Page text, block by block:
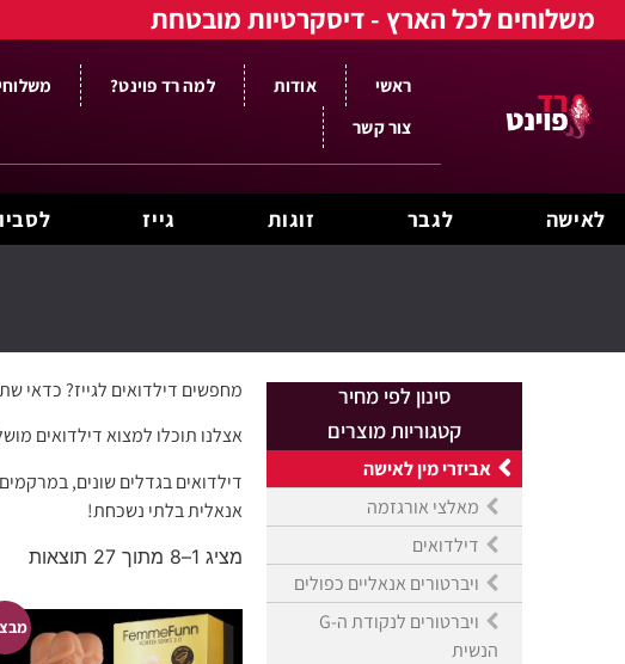
משלוחים לכל הארץ - דיסקרטיות מובטחת
ראשי אודות למה רד פוינט?
צור קשר
לאישה לגבר זוגות גייז
סינון לפי מחיר
קטגוריות מוצרים
אביזרי מין לאישה
מאלצי אורגזמה
דילדואים
ויברטורים אנאליים כפולים
ויברטורים לנקודת ה-G
הנשית
מחפשים דילדואים לגייז? כדאי
אצלנו תוכלו למצוא דילדואים
דילדואים בגדלים שונים,
אנאלית בלתי נשכחת!
מציג 1–8 מתוך 27 תוצאות